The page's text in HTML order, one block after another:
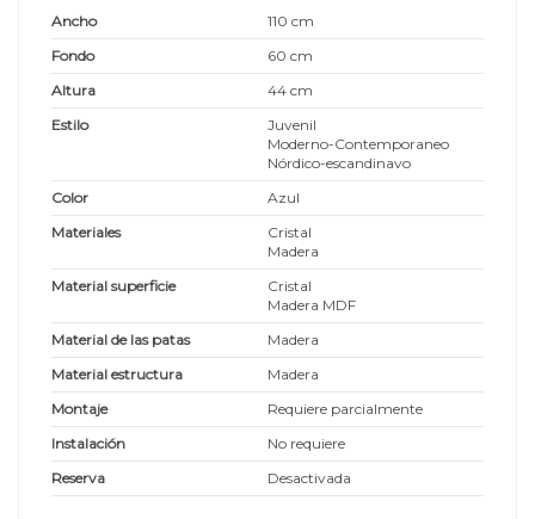
Ancho
110 cm
Fondo
60 cm
Altura
44 cm
Estilo
Juvenil
Moderno-Contemporaneo
Nórdico-escandinavo
Color
Azul
Materiales
Cristal
Madera
Material superficie
Cristal
Madera MDF
Material de las patas
Madera
Material estructura
Madera
Montaje
Requiere parcialmente
Instalación
No requiere
Reserva
Desactivada